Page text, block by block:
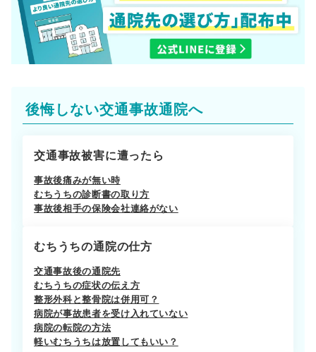
後悔しない交通事故通院へ
交通事故被害に遭ったら
事故後痛みが無い時
むちうちの診断書の取り方
事故後相手の保険会社連絡がない
むちうちの通院の仕方
交通事故後の通院先
むちうちの症状の伝え方
整形外科と整骨院は併用可？
病院が事故患者を受け入れていない
病院の転院の方法
軽いむちうちは放置してもいい？